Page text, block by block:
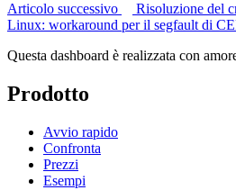
Articolo successivo
Risoluzione del
Linux: workaround per il segfault di
Questa dashboard è realizzata con
Prodotto
Avvio rapido
Confronta
Prezzi
Esempi